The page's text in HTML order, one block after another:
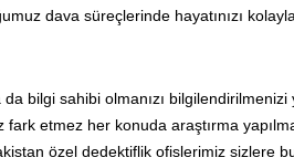
dava süreçlerinde hayatınızı
bilgi sahibi olmanızı
etmez her konuda araştırma
özel dedektiflik ofislerimiz sizlere